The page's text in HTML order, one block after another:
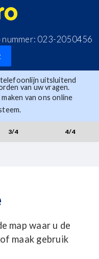
nummer: 023-2050456
uitsluitend
van uw vragen.
van ons online
3/4 4/4
map waar u de
maak gebruik